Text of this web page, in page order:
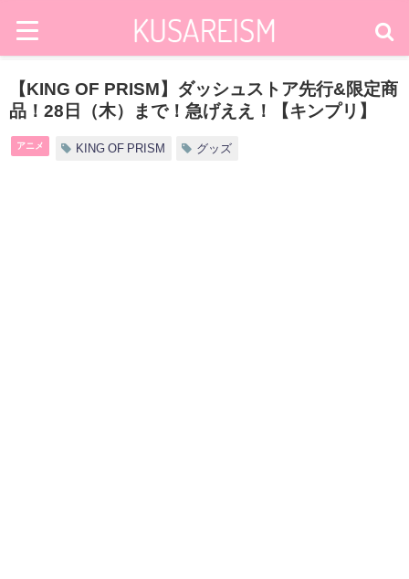
【KING OF PRISM】ダッシュストア先行&限定商
品！28日（木）まで！急げええ！【キンプリ】
アニメ KING OF PRISM グッズ